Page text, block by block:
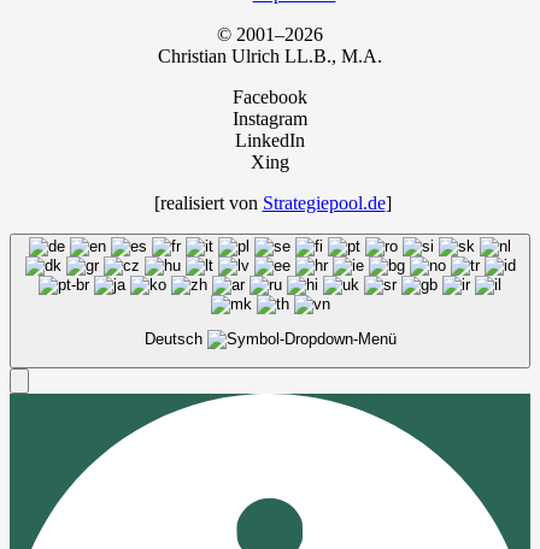
© 2001–2026
Chris­ti­an Ulrich LL.B., M.A.
Facebook
Instagram
LinkedIn
Xing
[rea­li­siert von Strategiepool.de]
Deutsch